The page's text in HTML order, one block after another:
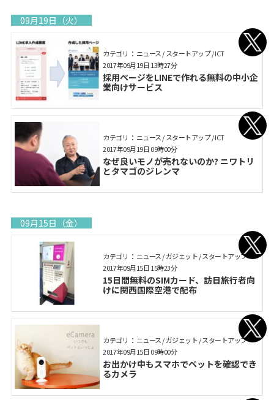
09月19日（火）
カテゴリ： ニュース / スタートアップ / ICT
採用ページをLINEで作れる無料の中小企
業向けサービス
2017年09月19日 13時27分
カテゴリ： ニュース / スタートアップ / ICT
なぜ良いモノが売れないのか? ニワトリ
とタマゴのジレンマ
2017年09月19日 09時00分
09月15日（金）
カテゴリ： ニュース / ガジェット / スタートアップ
15日間無料のSIMカード、訪日旅行者向
けに関西国際空港で配布
2017年09月15日 15時23分
カテゴリ： ニュース / ガジェット / スタートアップ
お出かけ中もスマホでペットを確認でき
るカメラ
2017年09月15日 09時00分